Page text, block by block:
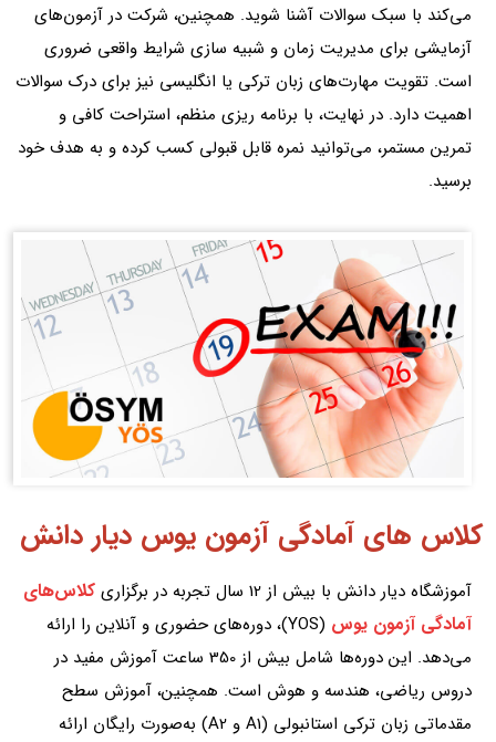
می‌کند با سبک سوالات آشنا شوید. همچنین، شرکت در آزمون‌های
آزمایشی برای مدیریت زمان و شبیه‌ سازی شرایط واقعی ضروری
است. تقویت مهارت‌های زبان ترکی یا انگلیسی نیز برای درک سوالات
اهمیت دارد. در نهایت، با برنامه‌ ریزی منظم، استراحت کافی و
تمرین مستمر، می‌توانید نمره قابل‌ قبولی کسب کرده و به هدف خود
برسید.
کلاس های آمادگی آزمون یوس دیار دانش
آموزشگاه دیار دانش با بیش از 12 سال تجربه در برگزاری
کلاس‌های
آمادگی آزمون یوس
(YOS)، دوره‌های حضوری و آنلاین را ارائه
می‌دهد. این دوره‌ها شامل بیش از 350 ساعت آموزش مفید در
دروس ریاضی، هندسه و هوش است. همچنین، آموزش سطح
مقدماتی زبان ترکی استانبولی (A1 و A2) به‌صورت رایگان ارائه